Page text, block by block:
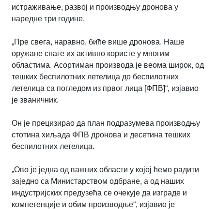
истраживање, развој и производњу дронова у
наредне три године.
„Пре свега, наравно, биће више дронова. Наше
оружане снаге их активно користе у многим
областима. Асортиман производа је веома широк, од
тешких беспилотних летелица до беспилотних
летелица са погледом из првог лица [ФПВ]“, изјавио
је званичник.
Он је прецизирао да план подразумева производњу
стотина хиљада ФПВ дронова и десетина тешких
беспилотних летелица.
„Ово је једна од важних области у којој ћемо радити
заједно са Министарством одбране, а од наших
индустријских предузећа се очекује да изграде и
компетенције и обим производње“, изјавио је